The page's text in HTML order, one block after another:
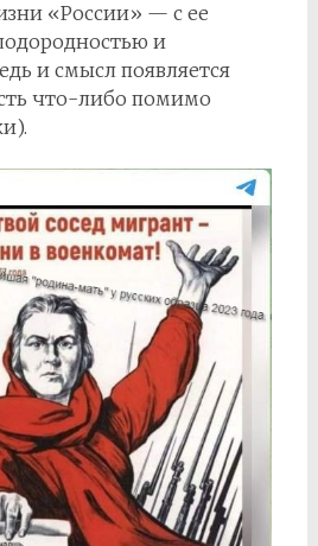
«России» — с ее
и
и смысл появляется
что-либо помимо